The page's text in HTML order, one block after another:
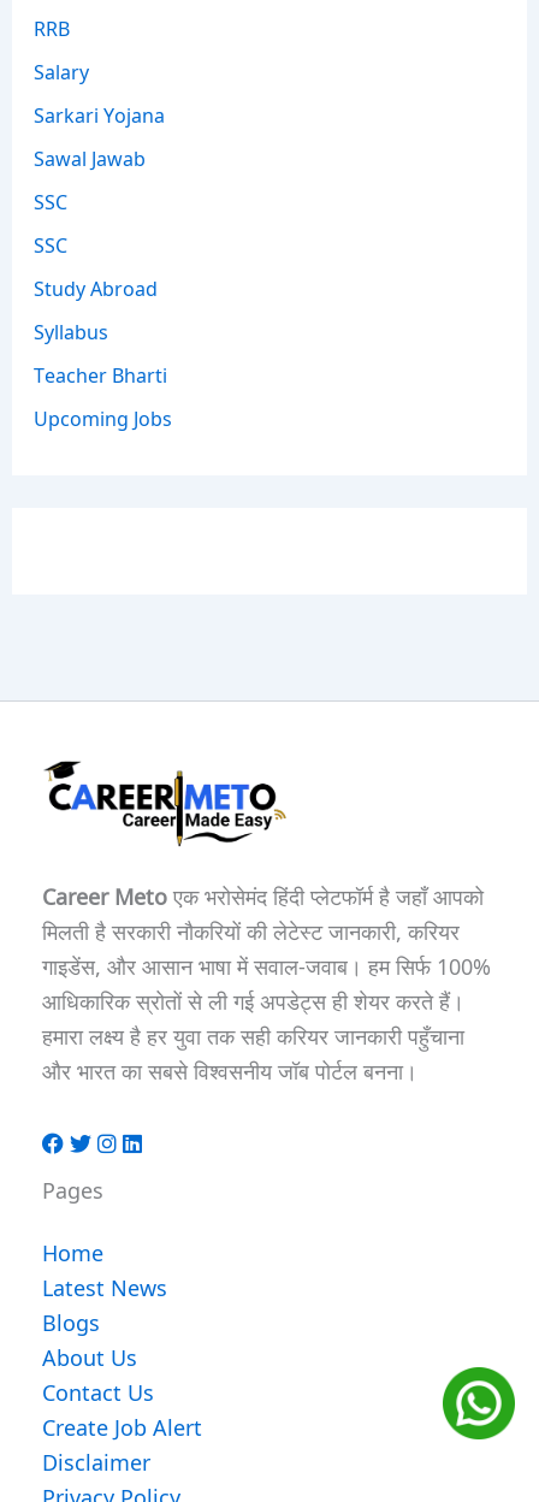
RRB
Salary
Sarkari Yojana
Sawal Jawab
SSC
SSC
Study Abroad
Syllabus
Teacher Bharti
Upcoming Jobs
Career Metoएक भरोसेमंद हिंदी प्लेटफॉर्म है जहाँ आपको
मिलती है सरकारी नौकरियों की लेटेस्ट जानकारी, करियर
गाइडेंस, और आसान भाषा में सवाल-जवाब। हम सिर्फ 100%
आधिकारिक स्रोतों से ली गई अपडेट्स ही शेयर करते हैं।
हमारा लक्ष्य है हर युवा तक सही करियर जानकारी पहुँचाना
और भारत का सबसे विश्वसनीय जॉब पोर्टल बनना।
Pages
Home
Latest News
Blogs
About Us
Contact Us
Create Job Alert
Disclaimer
Privacy Policy